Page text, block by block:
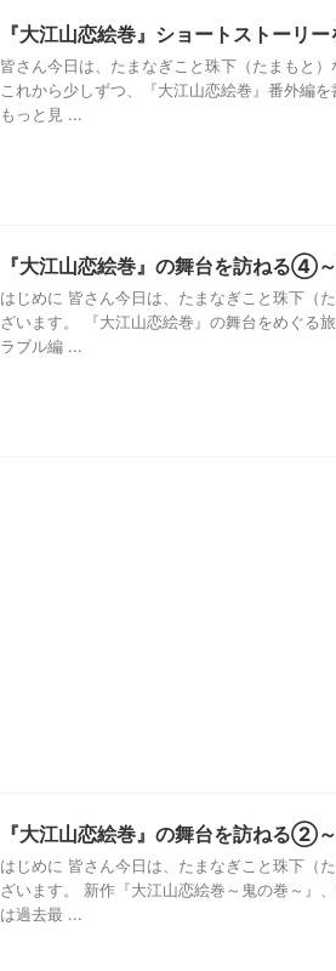
『大江山恋絵巻』ショートストーリー
皆さん今日は、たまなぎこと珠下（たまもと
これから少しずつ、『大江山恋絵巻』番外編
もっと見 ...
『大江山恋絵巻』の舞台を訪ねる④
はじめに 皆さん今日は、たまなぎこと珠下（
ざいます。 『大江山恋絵巻』の舞台をめぐる
ラブル編 ...
『大江山恋絵巻』の舞台を訪ねる②
はじめに 皆さん今日は、たまなぎこと珠下（
ざいます。 新作『大江山恋絵巻～鬼の巻～』
は過去最 ...